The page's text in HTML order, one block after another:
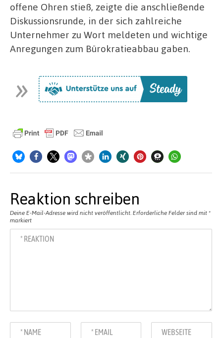
offene Ohren stieß, zeigte die anschließende
Diskussionsrunde, in der sich zahlreiche
Unternehmer zu Wort meldeten und wichtige
Anregungen zum Bürokratieabbau gaben.
Reaktion schreiben
Deine E-Mail-Adresse wird nicht veröffentlicht. Erforderliche Felder sind mit *
markiert